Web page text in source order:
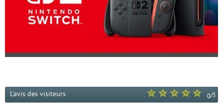
0/5
L'avis des visiteurs